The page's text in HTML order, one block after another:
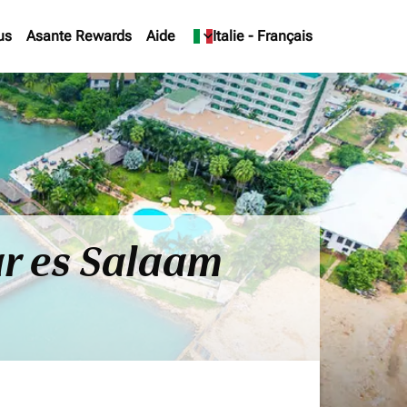
Asante Rewards Aide Italie - Français
keyboard_arrow_down
es Salaam